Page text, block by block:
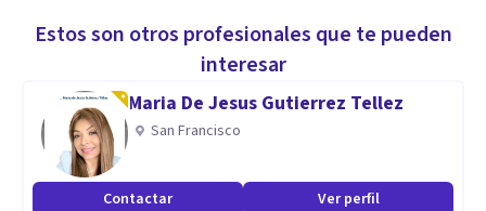
Estos son otros profesionales que te pueden
interesar
Maria De Jesus Gutierrez Tellez
San Francisco
Contactar Ver perfil